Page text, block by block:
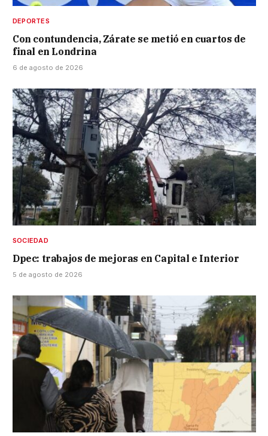
DEPORTES
Con contundencia, Zárate se metió en cuartos de
final en Londrina
6 de agosto de 2026
SOCIEDAD
Dpec: trabajos de mejoras en Capital e Interior
5 de agosto de 2026